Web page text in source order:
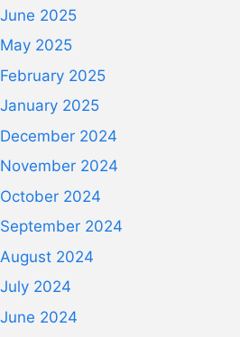
June 2025
May 2025
February 2025
January 2025
December 2024
November 2024
October 2024
September 2024
August 2024
July 2024
June 2024